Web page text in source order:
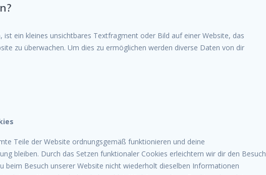
ist ein kleines unsichtbares Textfragment oder Bild auf einer Website, das
zu überwachen. Um dies zu ermöglichen werden diverse Daten von dir
Teile der Website ordnungsgemäß funktionieren und deine
bleiben. Durch das Setzen funktionaler Cookies erleichtern wir dir den Besuch
beim Besuch unserer Website nicht wiederholt dieselben Informationen